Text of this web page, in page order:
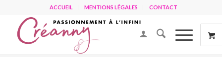
ACCUEIL MENTIONS LÉGALES CONTACT